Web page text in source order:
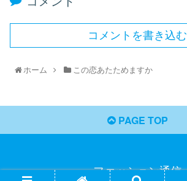
コメントを書き込む
ホーム この恋あたためますか
PAGE TOP
ファッション通信